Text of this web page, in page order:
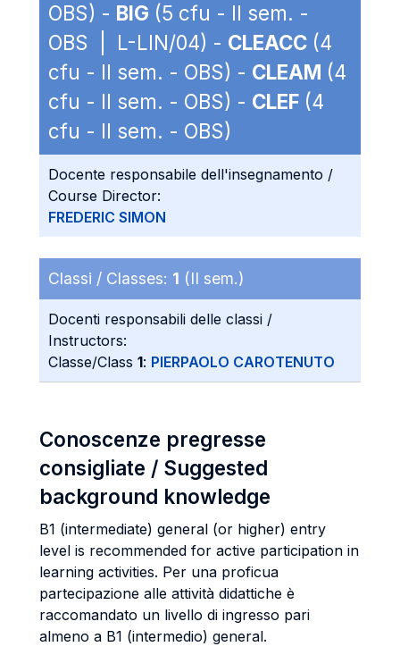
OBS) - BIG (5 cfu - II sem. -
OBS | L-LIN/04) - CLEACC (4
cfu - II sem. - OBS) - CLEAM (4
cfu - II sem. - OBS) - CLEF (4
cfu - II sem. - OBS)
Docente responsabile dell'insegnamento /
Course Director:
FREDERIC SIMON
Classi / Classes: 1 (II sem.)
Docenti responsabili delle classi /
Instructors:
Classe/Class 1: PIERPAOLO CAROTENUTO
Conoscenze pregresse
consigliate / Suggested
background knowledge
B1 (intermediate) general (or higher) entry
level is recommended for active participation in
learning activities. Per una proficua
partecipazione alle attività didattiche è
raccomandato un livello di ingresso pari
almeno a B1 (intermedio) general.